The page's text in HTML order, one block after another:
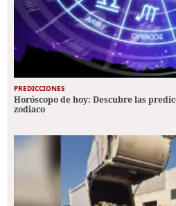
PREDICCIONES
Horóscopo de hoy: Descubre las
zodiaco